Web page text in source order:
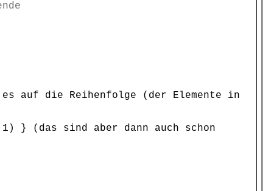
auf die Reihenfolge (der Elemente in
(das sind aber dann auch schon